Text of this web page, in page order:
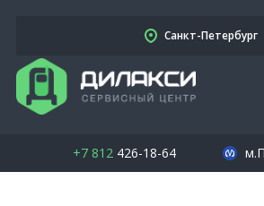
Санкт-Петербург
+7 812426-18-64